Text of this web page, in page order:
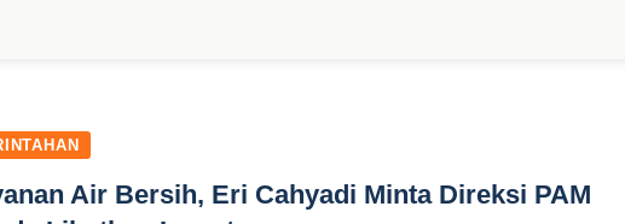
Air Bersih, Eri Cahyadi Minta Direksi PAM